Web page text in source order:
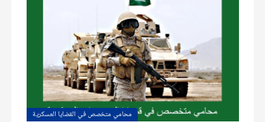
محامي متخصص في القضايا العسكرية